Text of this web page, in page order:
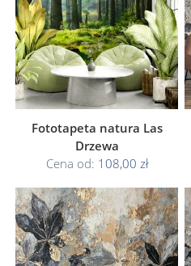
Fototapeta natura Las
Drzewa
Cena od: 108,00 zł